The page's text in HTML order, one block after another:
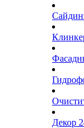
Декор